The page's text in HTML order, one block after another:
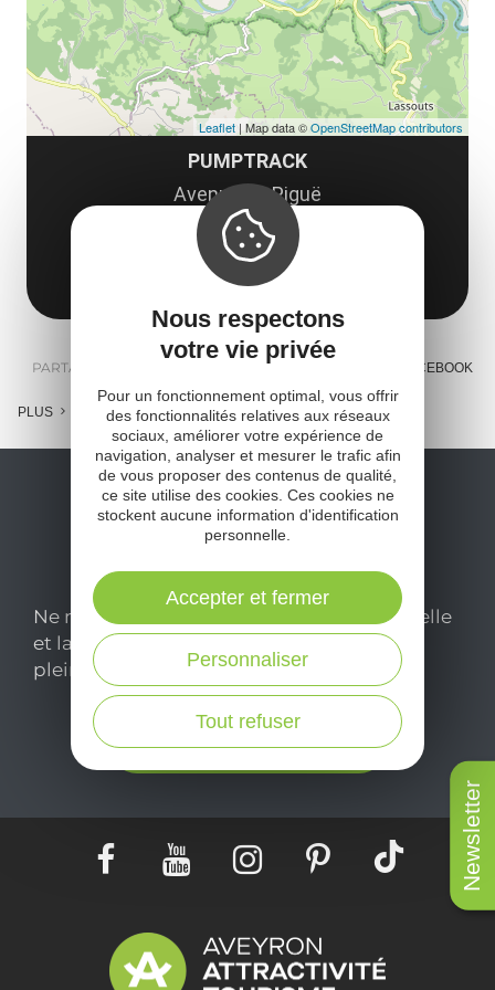
Newsletter
PUMPTRACK
Avenue de Piguë
12500 Saint-Côme-d'Olt
Obtenir l'itinéraire
Leaflet | Map data ©OpenStreetMap contributors
PARTAGER : MESSENGER FACEBOOK
PLUS
Ne manquez pas notre newsletter mensuelle
et laissez-vous inspirer pour profiter
pleinement de votre séjour en Aveyron.
Je m'abonne ici
Nous respectons
votre vie privée
Pour un fonctionnement optimal, vous offrir
des fonctionnalités relatives aux réseaux
sociaux, améliorer votre expérience de
navigation, analyser et mesurer le trafic afin
de vous proposer des contenus de qualité,
ce site utilise des cookies. Ces cookies ne
stockent aucune information d'identification
personnelle.
Tout refuser
Personnaliser
Accepter et fermer